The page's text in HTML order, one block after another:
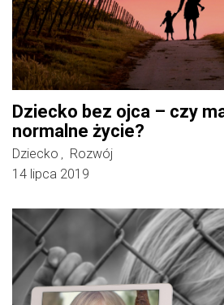
Dziecko bez ojca – czy
normalne życie?
Dziecko
Rozwój
14 lipca 2019